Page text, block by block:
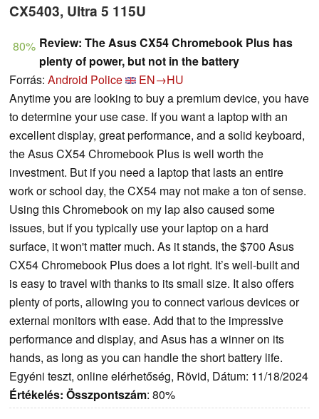
CX5403, Ultra 5 115U
80% Review: The Asus CX54 Chromebook Plus has
plenty of power, but not in the battery
Forrás: Android Police
EN→HU
Anytime you are looking to buy a premium device, you have
to determine your use case. If you want a laptop with an
excellent display, great performance, and a solid keyboard,
the Asus CX54 Chromebook Plus is well worth the
investment. But if you need a laptop that lasts an entire
work or school day, the CX54 may not make a ton of sense.
Using this Chromebook on my lap also caused some
issues, but if you typically use your laptop on a hard
surface, it won't matter much. As it stands, the $700 Asus
CX54 Chromebook Plus does a lot right. It’s well-built and
is easy to travel with thanks to its small size. It also offers
plenty of ports, allowing you to connect various devices or
external monitors with ease. Add that to the impressive
performance and display, and Asus has a winner on its
hands, as long as you can handle the short battery life.
Egyéni teszt, online elérhetőség, Rövid, Dátum: 11/18/2024
Értékelés: Összpontszám: 80%